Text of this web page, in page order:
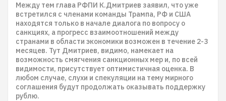
Между тем глава РФПИ К.Дмитриев заявил, что уже
встретился с членами команды Трампа, РФ и США
находятся только в начале диалога по вопросу о
санкциях, а прогресс взаимоотношений между
странами в области экономики возможен в течение 2-3
месяцев. Тут Дмитриев, видимо, намекает на
возможность смягчения санкционных мер и, по всей
видимости, присутствует оптимистичная оценка. В
любом случае, слухи и спекуляции на тему мирного
соглашения будут продолжать оказывать поддержку
рублю.